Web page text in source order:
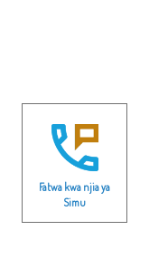
Fatwa kwa njia ya
Simu